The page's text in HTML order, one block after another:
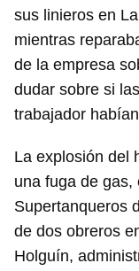
Guardar como
Para poder
iniciar sesión
sus linieros en
mientras
de la empresa
dudar sobre si
trabajador
La explosión del
una fuga de gas,
Supertanqueros
de dos obreros
Holguín,